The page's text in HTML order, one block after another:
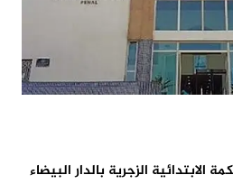
الابتدائية الزجرية بالدار البيضاء